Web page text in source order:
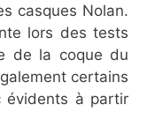
casques Nolan.
lors des tests
de la coque du
certains
évidents à partir